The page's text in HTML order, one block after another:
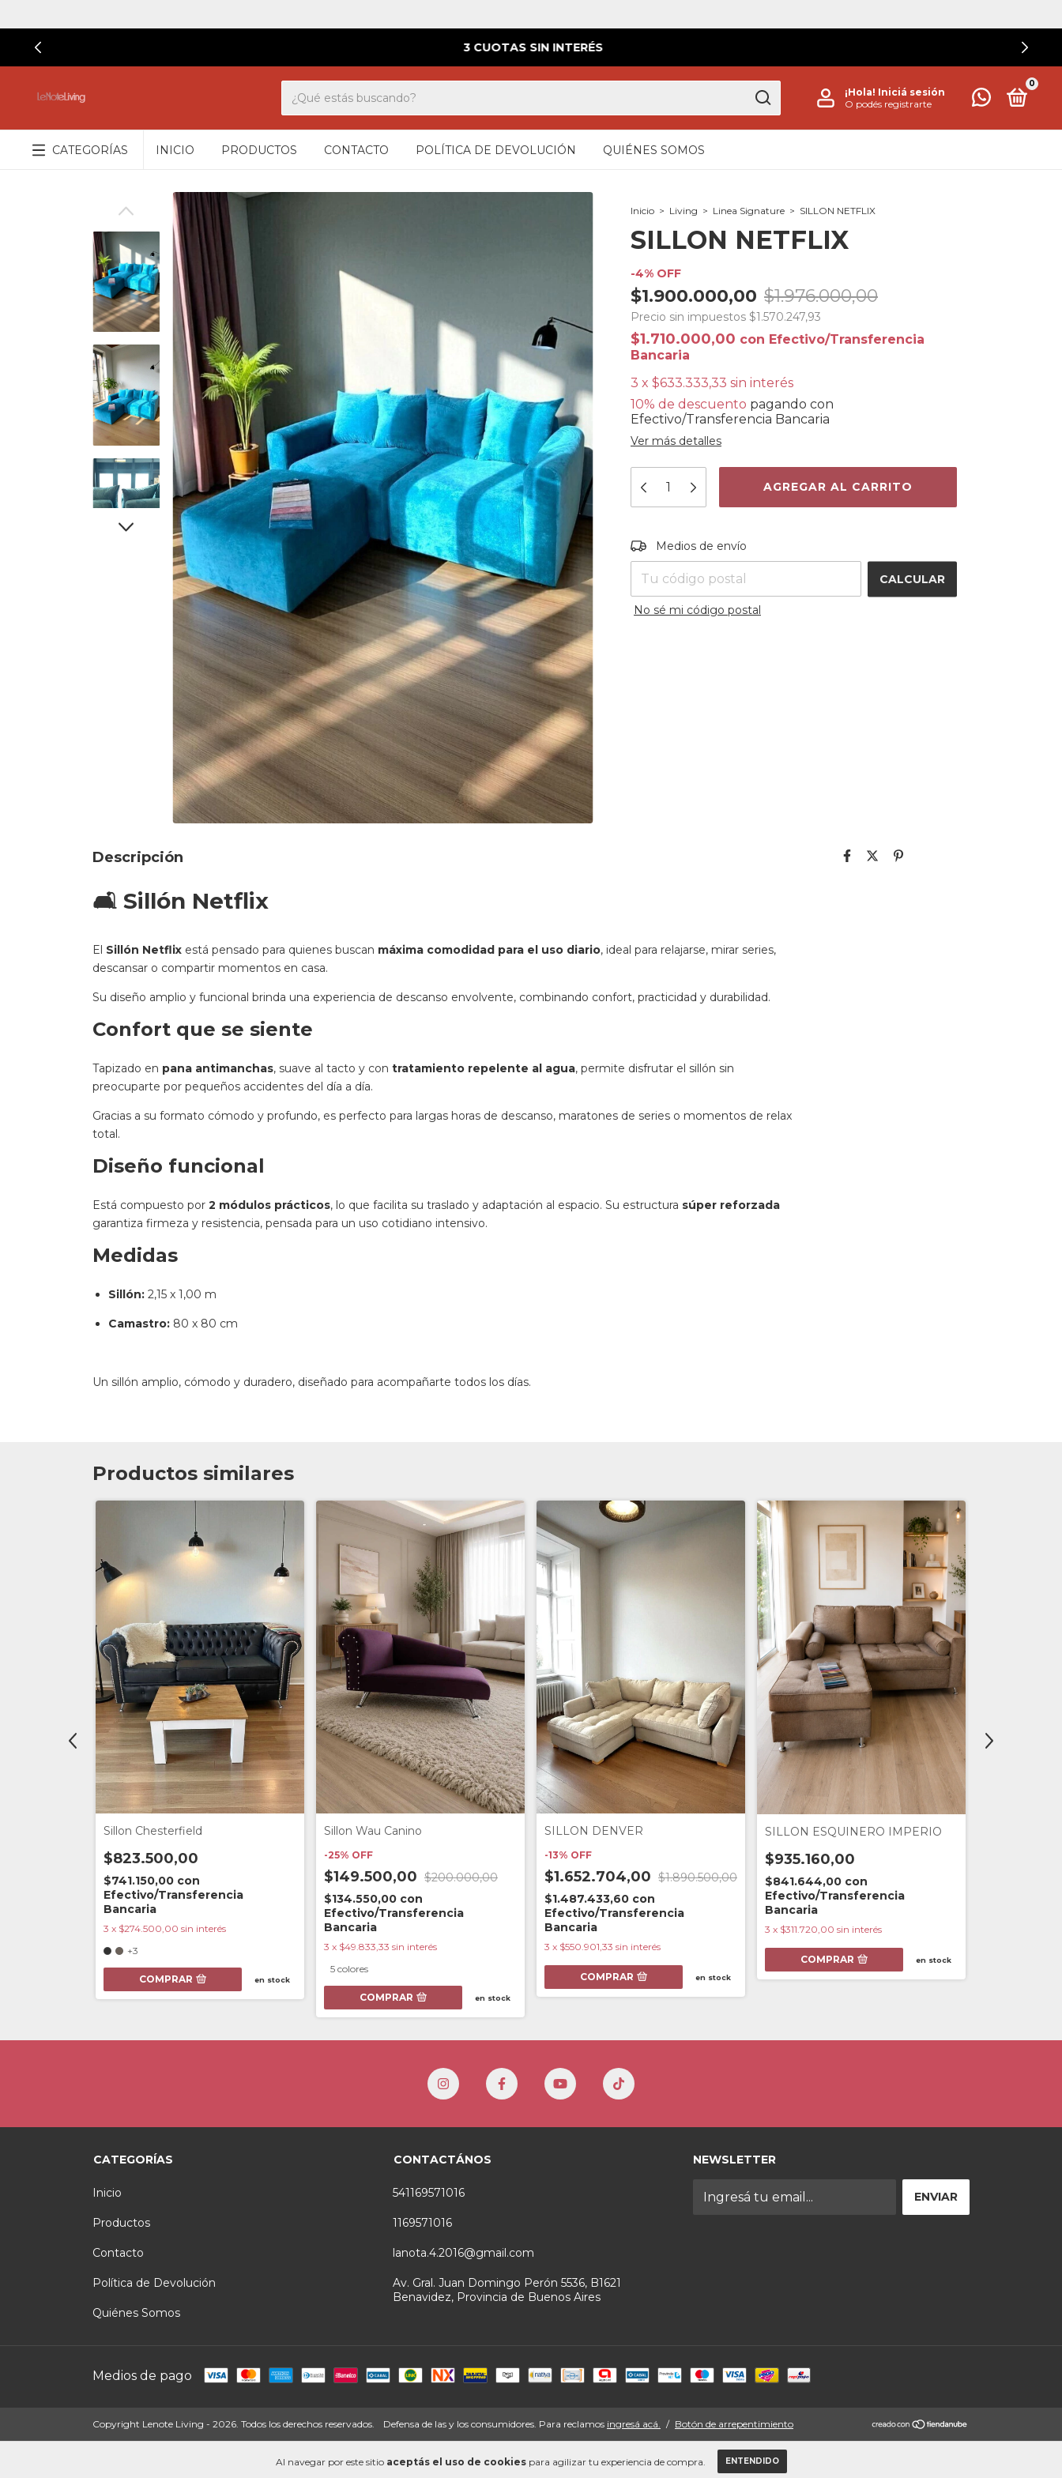
3 CUOTAS SIN INTERÉS
¡Hola! Iniciá sesión
O podés registrarte
0
CATEGORÍAS INICIO PRODUCTOS CONTACTO POLÍTICA DE DEVOLUCIÓN QUIÉNES SOMOS
Al navegar por este sitio aceptás el uso de cookiespara agilizar tu experiencia de compra. ENTENDIDO
Inicio > Living > Linea Signature > SILLON NETFLIX
SILLON NETFLIX
-4% OFF
$1.900.000,00 $1.976.000,00
Precio sin impuestos $1.570.247,93
$1.710.000,00 con Efectivo/Transferencia
Bancaria
3 x $633.333,33 sin interés
10% de descuento pagando con
Efectivo/Transferencia Bancaria
Ver más detalles
Entregas para el CP:
Medios de envío
CALCULAR
No sé mi código postal
Descripción
🛋️ Sillón Netflix
El Sillón Netflix está pensado para quienes buscan máxima comodidad para el uso diario, ideal para relajarse, mirar series,
descansar o compartir momentos en casa.
Su diseño amplio y funcional brinda una experiencia de descanso envolvente, combinando confort, practicidad y durabilidad.
Confort que se siente
Tapizado en pana antimanchas, suave al tacto y con tratamiento repelente al agua, permite disfrutar el sillón sin
preocuparte por pequeños accidentes del día a día.
Gracias a su formato cómodo y profundo, es perfecto para largas horas de descanso, maratones de series o momentos de relax
total.
Diseño funcional
Está compuesto por 2 módulos prácticos, lo que facilita su traslado y adaptación al espacio. Su estructura súper reforzada
garantiza firmeza y resistencia, pensada para un uso cotidiano intensivo.
Medidas
Sillón: 2,15 x 1,00 m
Camastro: 80 x 80 cm
Un sillón amplio, cómodo y duradero, diseñado para acompañarte todos los días.
Productos similares
Sillon Chesterfield
$823.500,00
$741.150,00 con
Efectivo/Transferencia
Bancaria
3 x $274.500,00 sin interés
+3
COMPRAR en stock
Sillon Wau Canino
-25% OFF
$149.500,00 $200.000,00
$134.550,00 con
Efectivo/Transferencia
Bancaria
3 x $49.833,33 sin interés
5 colores
COMPRAR en stock
SILLON DENVER
-13% OFF
$1.652.704,00 $1.890.500,00
$1.487.433,60 con
Efectivo/Transferencia
Bancaria
3 x $550.901,33 sin interés
COMPRAR en stock
SILLON ESQUINERO IMPERIO
$935.160,00
$841.644,00 con
Efectivo/Transferencia
Bancaria
3 x $311.720,00 sin interés
COMPRAR en stock
CATEGORÍAS
Inicio
Productos
Contacto
Política de Devolución
Quiénes Somos
CONTACTÁNOS
541169571016
1169571016
lanota.4.2016@gmail.com
Av. Gral. Juan Domingo Perón 5536, B1621
Benavidez, Provincia de Buenos Aires
NEWSLETTER
Medios de pago
Copyright Lenote Living - 2026. Todos los derechos reservados. Defensa de las y los consumidores. Para reclamos ingresá acá. / Botón de arrepentimiento